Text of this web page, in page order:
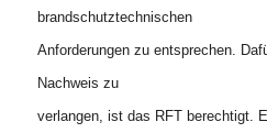
brandschutztechnischen
Anforderungen zu entsprechen.
Nachweis zu
verlangen, ist das RFT berechtigt.